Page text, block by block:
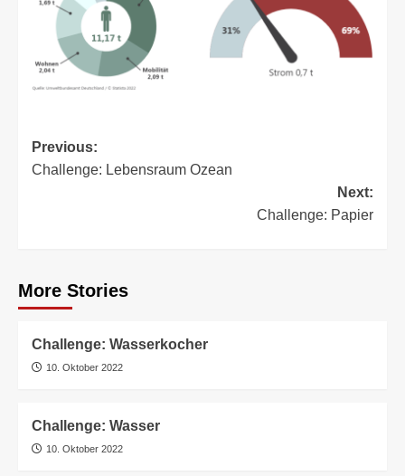
Post
navigation
Previous:
Challenge: Lebensraum Ozean
Next:
Challenge: Papier
More Stories
Challenge: Wasserkocher
10. Oktober 2022
Challenge: Wasser
10. Oktober 2022